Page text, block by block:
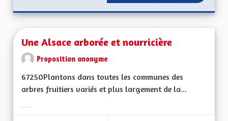
Une Alsace arborée et nourricière
Proposition anonyme
67250Plantons dans toutes les communes des
arbres fruitiers variés et plus largement de la...